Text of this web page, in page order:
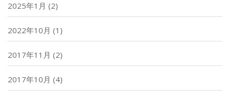
2025年1月 (2)
2022年10月 (1)
2017年11月 (2)
2017年10月 (4)